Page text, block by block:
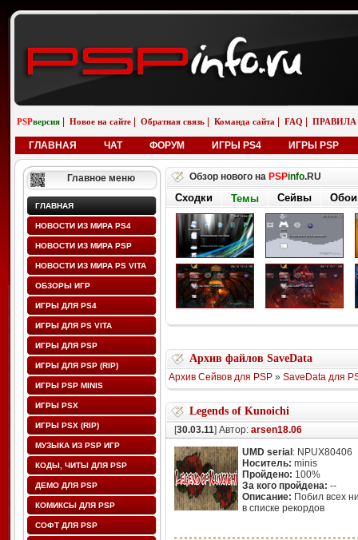
PSPверсия Новое на сайте Обратная связь Команда сайта FAQ ПРАВИЛА
ГЛАВНАЯ ЧАТ ФОРУМ ИГРЫ PS4 ИГРЫ PSP
Главное меню
ГЛАВНАЯ
НОВОСТИ ИЗ МИРА PS4
НОВОСТИ ИЗ МИРА PSP
НОВОСТИ ИЗ МИРА PS VITA
ОБЗОРЫ ИГР
ИГРЫ ДЛЯ PS4
ИГРЫ ДЛЯ PS VITA
ИГРЫ ДЛЯ PSP
ИГРЫ ДЛЯ PSP (RIP)
ИГРЫ PSP MINIS
ИГРЫ PSX
ИГРЫ PSX (RIP)
МУЗЫКА ИЗ PSP ИГР
КОДЫ, ЧИТЫ ДЛЯ PSP
ДЕМО ДЛЯ PSP
КОМИКСЫ ДЛЯ PSP
СОФТ ДЛЯ PSP
Обзор нового на PSPinfo.RU
Сходки Темы Сейвы Обои
Архив файлов SaveData
Архив Сейвов для PSP» SaveData для
Legends of Kunoichi
[30.03.11] Автор: arsen18.06
UMD serial : NPUX80406
Носитель: minis
Пройдено: 100%
За кого пройдена: --
Описание: Побил всех
в списке рекордов